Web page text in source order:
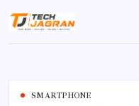
SMARTPHONE